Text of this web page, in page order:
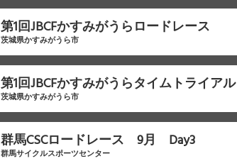
第1回JBCFかすみがうらロードレース
茨城県かすみがうら市
第1回JBCFかすみがうらタイムトライアル
茨城県かすみがうら市
群⾺CSCロードレース 9月 Day3
群馬サイクルスポーツセンター